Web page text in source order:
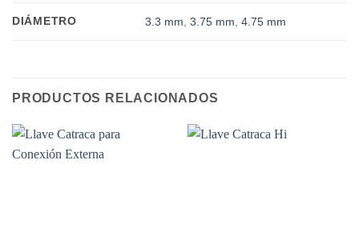
DIÁMETRO 3.3 mm,3.75 mm,4.75 mm
PRODUCTOS RELACIONADOS